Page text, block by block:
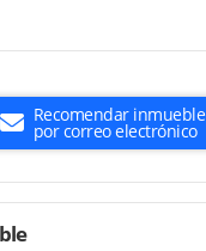
Recomendar inmueble
por correo electrónico